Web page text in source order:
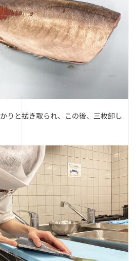
りと拭き取られ、この後、三枚卸し